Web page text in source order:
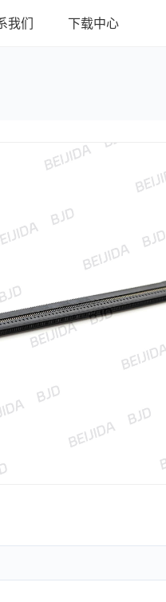
我们 下载中心